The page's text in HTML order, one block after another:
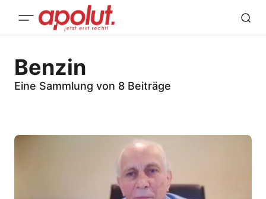
Benzin
Eine Sammlung von 8 Beiträge